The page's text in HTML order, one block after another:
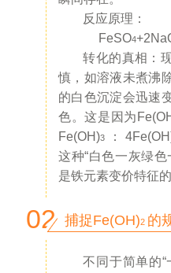
反应原理：
FeSO4
转化的真相：
慎，如溶液未煮沸
的白色沉淀会迅速
色。这是因为
Fe(OH)3：
这种“白色一灰绿
是铁元素变价特征
02 捕捉Fe(OH)2 的
不同于简单的